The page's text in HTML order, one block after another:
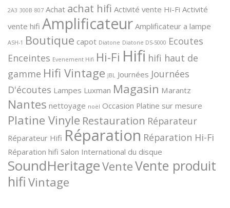
2A3 300B 807 Achat achat hifi Activité vente Hi-Fi Activité
vente hifi Amplificateur Amplificateur a lampe
ASH-1 Boutique capot Diatone Diatone DS-5000 Ecoutes
Enceintes Evenement Hifi Hi-Fi Hifi hifi haut de
gamme Hifi Vintage JBL Journées Journées
D'écoutes Lampes Luxman Magasin Marantz
Nantes nettoyage noël Occasion Platine sur mesure
Platine Vinyle Restauration Réparateur
Réparateur Hifi Réparation Réparation Hi-Fi
Réparation hifi Salon International du disque
SoundHeritageVenteVente produit
hifi Vintage